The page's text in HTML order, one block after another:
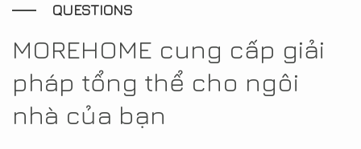
QUESTIONS
MOREHOME cung cấp giải
pháp tổng thể cho ngôi
nhà của bạn